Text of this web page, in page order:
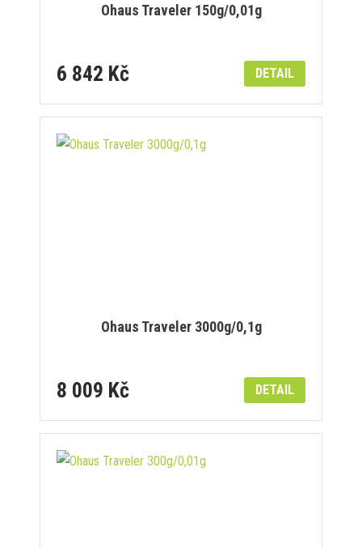
Ohaus Traveler 150g/0,01g
6 842 Kč DETAIL
Ohaus Traveler 3000g/0,1g
8 009 Kč DETAIL